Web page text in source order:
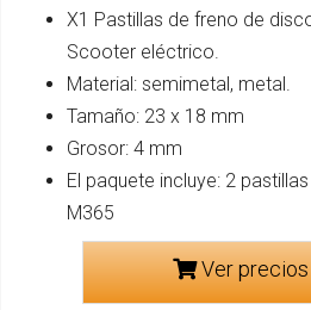
X1 Pastillas de freno de
Scooter eléctrico.
Material: semimetal, metal.
Tamaño: 23 x 18 mm
Grosor: 4 mm
El paquete incluye: 2
M365
Ver